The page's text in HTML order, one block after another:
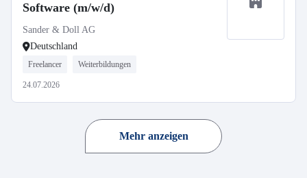
Software (m/w/d)
Sander & Doll AG
Deutschland
Freelancer Weiterbildungen
24.07.2026
Mehr anzeigen